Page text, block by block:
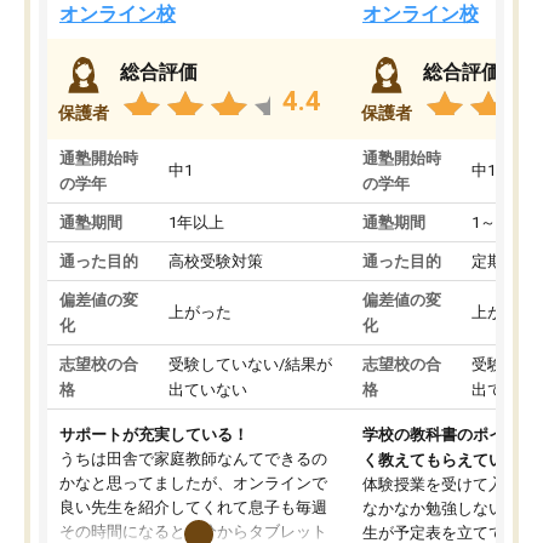
オンライン校
保護者
総合評価
4.4
通塾開始時
の学年
中1
通塾期間 1年以上
通った目的 高校受験対策
偏差値の変
化
上がった
志望校の合
格
受験していない/結果が
出ていない
サポートが充実している！
うちは田舎で家庭教師なんてできるの
かなと思ってましたが、オンラインで
良い先生を紹介してくれて息子も毎週
その時間になると自分からタブレット
オンライン校
保護者
総合評価
通塾開始時
の学年
中1
通塾期間 1～3ヵ月
通った目的 定期テス
偏差値の変
化
上がった
志望校の合
格
受験して
出ていな
学校の教科書のポイント
く教えてもらえている
体験授業を受けて入塾し
なかなか勉強しない息子
生が予定表を立ててくれ